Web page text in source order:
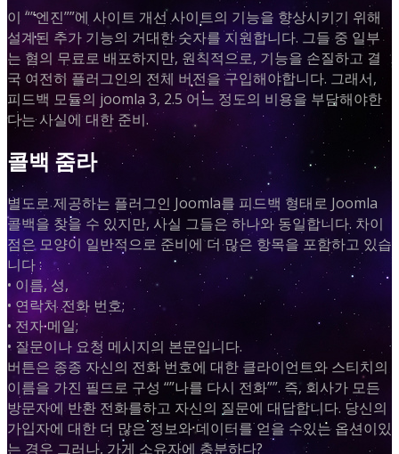
이 “”엔진””에 사이트 개선 사이트의 기능을 향상시키기 위해
설계된 추가 기능의 거대한 숫자를 지원합니다. 그들 중 일부
는 혐의 무료로 배포하지만, 원칙적으로, 기능을 손질하고 결
국 여전히 플러그인의 전체 버전을 구입해야합니다. 그래서,
피드백 모듈의 joomla 3, 2.5 어느 정도의 비용을 부담해야한
다는 사실에 대한 준비.
콜백 줌라
별도로 제공하는 플러그인 Joomla를 피드백 형태로 Joomla
콜백을 찾을 수 있지만, 사실 그들은 하나와 동일합니다. 차이
점은 모양이 일반적으로 준비에 더 많은 항목을 포함하고 있습
니다 :
• 이름, 성,
• 연락처 전화 번호;
• 전자 메일;
• 질문이나 요청 메시지의 본문입니다.
버튼은 종종 자신의 전화 번호에 대한 클라이언트와 스티치의
이름을 가진 필드로 구성 “”나를 다시 전화””. 즉, 회사가 모든
방문자에 반환 전화를하고 자신의 질문에 대답합니다. 당신의
가입자에 대한 더 많은 정보와 데이터를 얻을 수있는 옵션이있
는 경우 그러나, 가게 소유자에 충분하다?